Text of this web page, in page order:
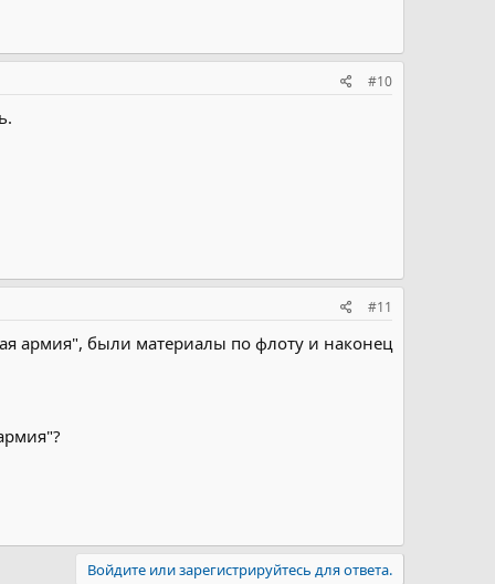
#10
#11
армия", были материалы по флоту и наконец
Войдите или зарегистрируйтесь для ответа.